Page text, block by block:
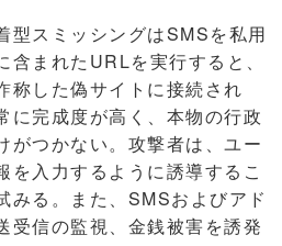
型スミッシングはSMSを私用
含まれたURLを実行すると、
称した偽サイトに接続され
に完成度が高く、本物の行政
がつかない。攻撃者は、ユー
を入力するように誘導するこ
みる。また、SMSおよびアド
受信の監視、金銭被害を誘発